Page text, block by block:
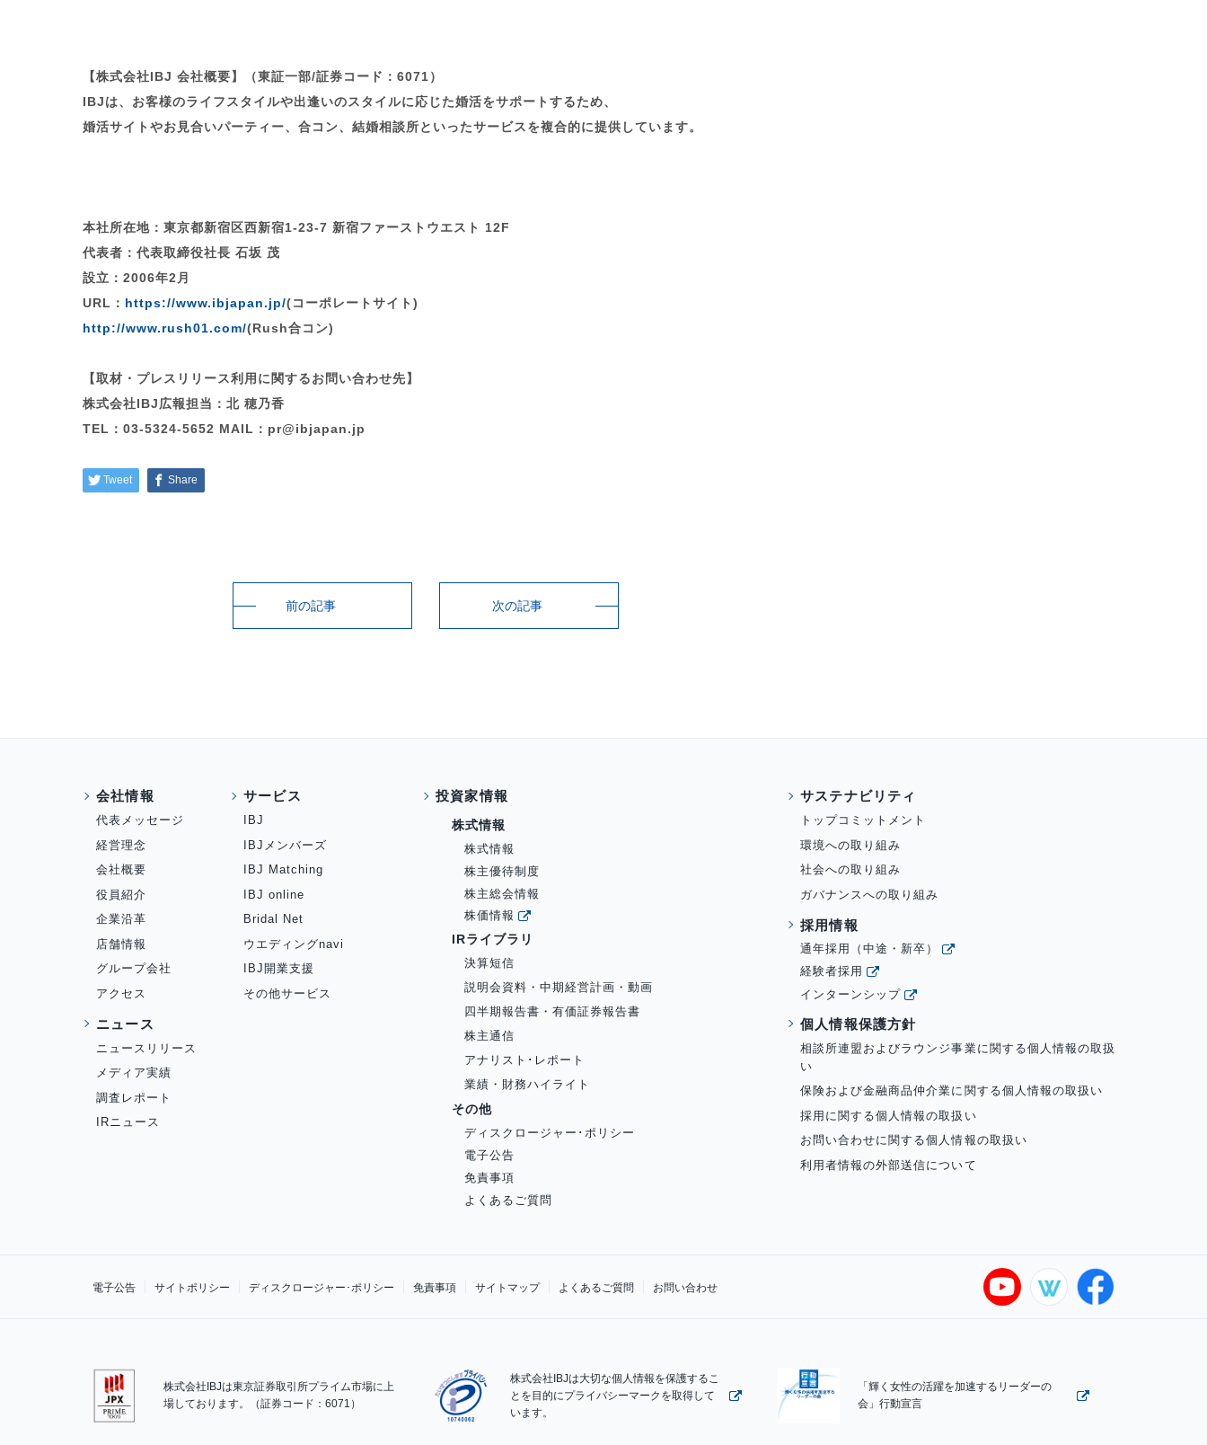
【株式会社IBJ 会社概要】（東証一部/証券コード：6071）
IBJは、お客様のライフスタイルや出逢いのスタイルに応じた婚活をサポートするため、
婚活サイトやお見合いパーティー、合コン、結婚相談所といったサービスを複合的に提供しています。
本社所在地：東京都新宿区西新宿1-23-7 新宿ファーストウエスト 12F
代表者：代表取締役社長 石坂 茂
設立：2006年2月
URL： https://www.ibjapan.jp/(コーポレートサイト)
http://www.rush01.com/(Rush合コン)
【取材・プレスリリース利用に関するお問い合わせ先】
株式会社IBJ広報担当：北 穂乃香
TEL：03-5324-5652 MAIL：pr@ibjapan.jp
Tweet Share
前の記事 次の記事
会社情報
代表メッセージ
経営理念
会社概要
役員紹介
企業沿革
店舗情報
グループ会社
アクセス
ニュース
ニュースリリース
メディア実績
調査レポート
IRニュース
サービス
IBJ
IBJメンバーズ
IBJ Matching
IBJ online
Bridal Net
ウエディングnavi
IBJ開業支援
その他サービス
投資家情報
株式情報
株式情報
株主優待制度
株主総会情報
株価情報
IRライブラリ
決算短信
説明会資料・中期経営計画・動画
四半期報告書・有価証券報告書
株主通信
アナリスト･レポート
業績・財務ハイライト
その他
ディスクロージャー･ポリシー
電子公告
免責事項
よくあるご質問
サステナビリティ
トップコミットメント
環境への取り組み
社会への取り組み
ガバナンスへの取り組み
採用情報
通年採用（中途・新卒）
経験者採用
インターンシップ
個人情報保護方針
相談所連盟およびラウンジ事業に関する個人情報の取扱
い
保険および金融商品仲介業に関する個人情報の取扱い
採用に関する個人情報の取扱い
お問い合わせに関する個人情報の取扱い
利用者情報の外部送信について
電子公告 サイトポリシー ディスクロージャー･ポリシー 免責事項 サイトマップ よくあるご質問 お問い合わせ
株式会社IBJは東京証券取引所プライム市場に上
場しております。（証券コード：6071）
株式会社IBJは大切な個人情報を保護するこ
とを目的にプライバシーマークを取得して
います。
「輝く女性の活躍を加速するリーダーの
会」行動宣言